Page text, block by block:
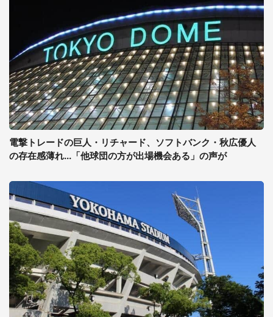
電撃トレードの巨人・リチャード、ソフトバンク・秋広優人
の存在感薄れ...「他球団の方が出場機会ある」の声が